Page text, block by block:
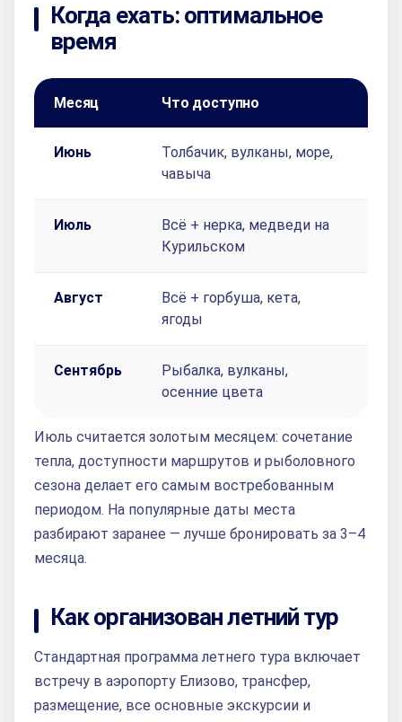
Когда ехать: оптимальное
время
Месяц Что доступно
Июнь
Толбачик, вулканы, море,
чавыча
Июль
Всё + нерка, медведи на
Курильском
Август
Всё + горбуша, кета,
ягоды
Сентябрь
Рыбалка, вулканы,
осенние цвета
Июль считается золотым месяцем: сочетание
тепла, доступности маршрутов и рыболовного
сезона делает его самым востребованным
периодом. На популярные даты места
разбирают заранее — лучше бронировать за 3–4
месяца.
Как организован летний тур
Стандартная программа летнего тура включает
встречу в аэропорту Елизово, трансфер,
размещение, все основные экскурсии и